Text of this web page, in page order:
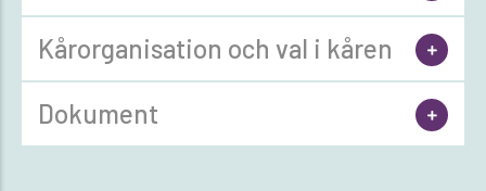
Kårorganisation och val i kåren
Dokument